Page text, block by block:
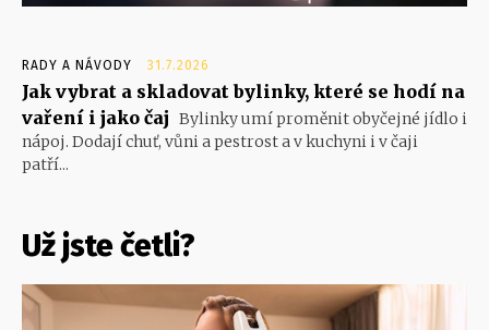
RADY A NÁVODY 31.7.2026
Jak vybrat a skladovat bylinky, které se hodí na
vaření i jako čaj Bylinky umí proměnit obyčejné jídlo i
nápoj. Dodají chuť, vůni a pestrost a v kuchyni i v čaji
patří...
Už jste četli?